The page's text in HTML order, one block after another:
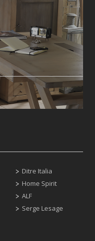
Ditre Italia
Home Spirit
ALF
Serge Lesage